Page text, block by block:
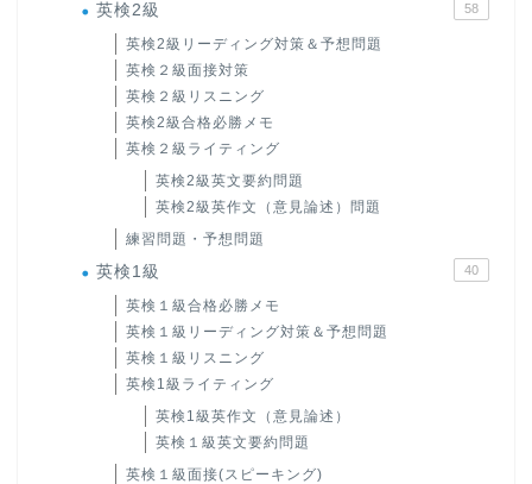
英検2級 58
英検2級リーディング対策＆予想問題
英検２級面接対策
英検２級リスニング
英検2級合格必勝メモ
英検２級ライティング
英検2級英文要約問題
英検2級英作文（意見論述）問題
練習問題・予想問題
英検1級 40
英検１級合格必勝メモ
英検１級リーディング対策＆予想問題
英検１級リスニング
英検1級ライティング
英検1級英作文（意見論述）
英検１級英文要約問題
英検１級面接(スピーキング)